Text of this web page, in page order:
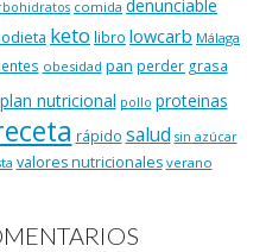
comida denunciable
keto libro lowcarb Málaga
obesidad pan perder grasa
plan nutricional pollo proteinas
rápido salud sin azúcar
valores nutricionales verano